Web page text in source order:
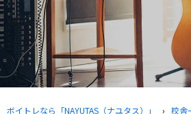
ボイトレなら「NAYUTAS（ナユタス）」 › 校舎